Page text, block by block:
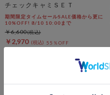
チェックキャミＳＥＴ
期間限定タイムセールSALE価格から更に
10%OFF! 8/10 10:00まで
￥2,970 55％OFF
￥6,600